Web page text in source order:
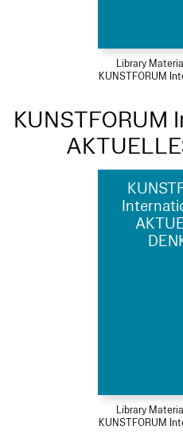
Library
KUNSTFORUM
KUNSTFORUM
Library
KUNSTFORUM